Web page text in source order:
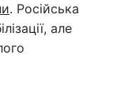
. Російська
але